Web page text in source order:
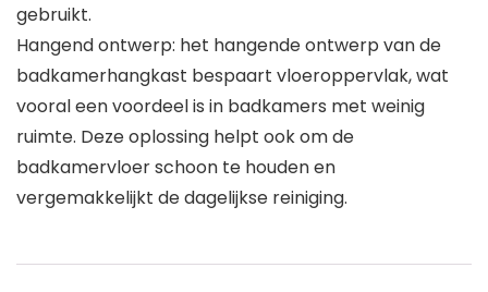
gebruikt.
Hangend ontwerp: het hangende ontwerp van de
badkamerhangkast bespaart vloeroppervlak, wat
vooral een voordeel is in badkamers met weinig
ruimte. Deze oplossing helpt ook om de
badkamervloer schoon te houden en
vergemakkelijkt de dagelijkse reiniging.